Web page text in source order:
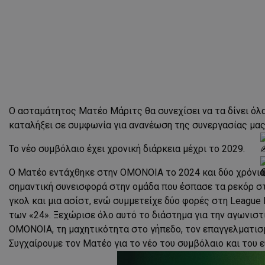
Ο ασταμάτητος Ματέο Μάριτς θα συνεχίσει να τα δίνει
καταλήξει σε συμφωνία για ανανέωση της συνεργασίας
Το νέο συμβόλαιο έχει χρονική διάρκεια μέχρι το 2029.
Ο Ματέο εντάχθηκε στην ΟΜΟΝΟΙΑ το 2024 και δύο
σημαντική συνεισφορά στην ομάδα που έσπασε τα ρεκόρ
γκολ και μια ασίστ, ενώ συμμετείχε δύο φορές στη
των «24». Ξεχώρισε όλο αυτό το διάστημα για την
ΟΜΟΝΟΙΑ, τη μαχητικότητα στο γήπεδο, τον
Συγχαίρουμε τον Ματέο για το νέο του συμβόλαιο και του